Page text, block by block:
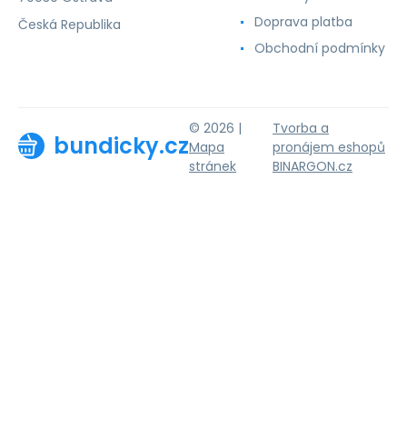
Česká Republika
Doprava platba
Obchodní podmínky
bundicky.cz
© 2026 |
Mapa
stránek
Tvorba a
pronájem eshopů
BINARGON.cz